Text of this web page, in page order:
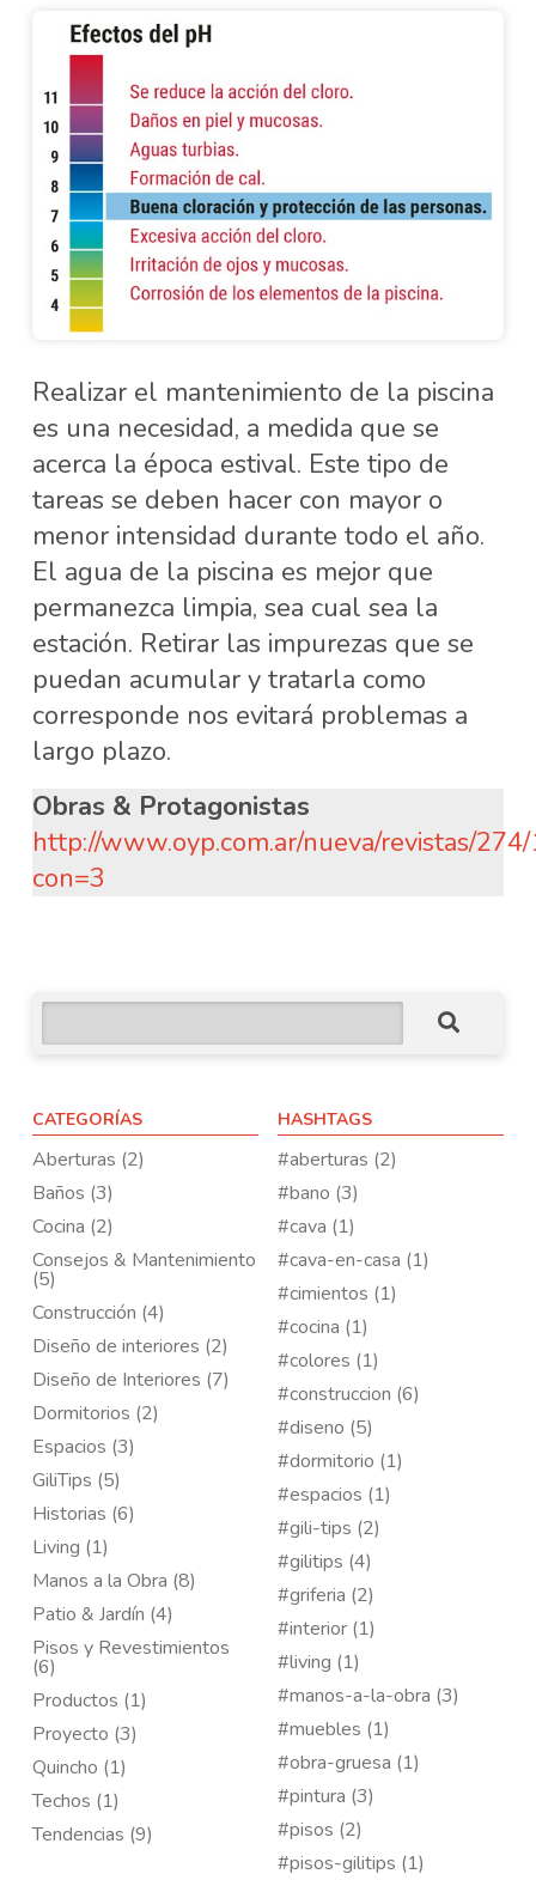
Realizar el mantenimiento de la piscina
es una necesidad, a medida que se
acerca la época estival. Este tipo de
tareas se deben hacer con mayor o
menor intensidad durante todo el año.
El agua de la piscina es mejor que
permanezca limpia, sea cual sea la
estación. Retirar las impurezas que se
puedan acumular y tratarla como
corresponde nos evitará problemas a
largo plazo.
Obras & Protagonistas
http://www.oyp.com.ar/nueva/revistas/274/
con=3
CATEGORÍAS
Aberturas (2)
Baños (3)
Cocina (2)
Consejos & Mantenimiento
(5)
Construcción (4)
Diseño de interiores (2)
Diseño de Interiores (7)
Dormitorios (2)
Espacios (3)
GiliTips (5)
Historias (6)
Living (1)
Manos a la Obra (8)
Patio & Jardín (4)
Pisos y Revestimientos
(6)
Productos (1)
Proyecto (3)
Quincho (1)
Techos (1)
Tendencias (9)
HASHTAGS
#aberturas (2)
#bano (3)
#cava (1)
#cava-en-casa (1)
#cimientos (1)
#cocina (1)
#colores (1)
#construccion (6)
#diseno (5)
#dormitorio (1)
#espacios (1)
#gili-tips (2)
#gilitips (4)
#griferia (2)
#interior (1)
#living (1)
#manos-a-la-obra (3)
#muebles (1)
#obra-gruesa (1)
#pintura (3)
#pisos (2)
#pisos-gilitips (1)